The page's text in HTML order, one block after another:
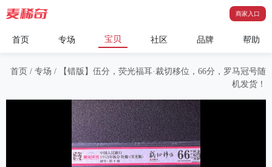
商家入口
首页 专场 宝贝 社区 品牌 帮助
首页 / 专场 /
【错版】伍分，荧光福耳·裁切移位，66分，罗马冠号随
机发货！